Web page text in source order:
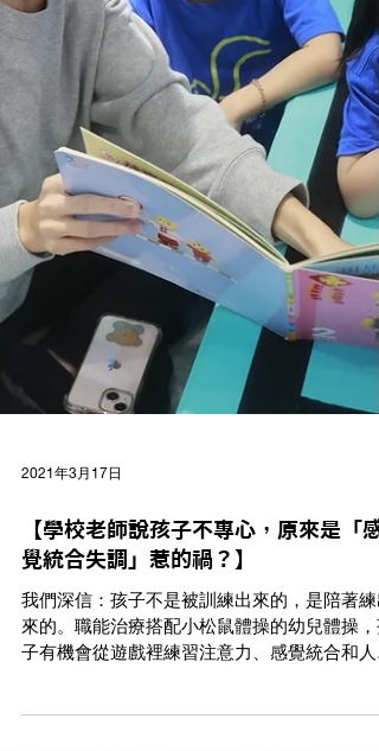
2021年3月17日
【學校老師說孩子不專心，原來是「感